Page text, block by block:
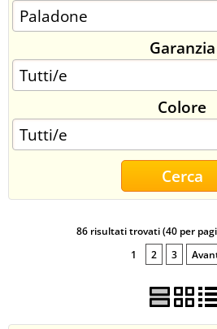
SINCRONIZZATI CON NOI
SPEDIZIONI
CONTATTI
Garanzia
Colore
86 risultati trovati (40 per
1
2 3